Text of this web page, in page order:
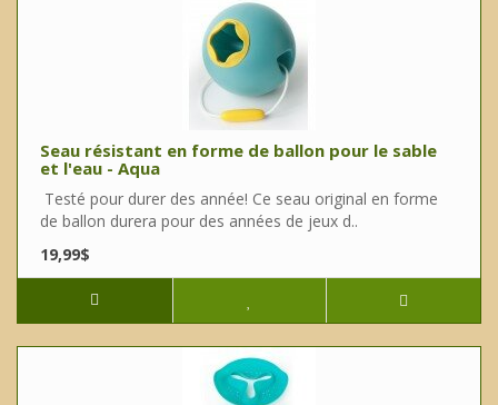
Seau résistant en forme de ballon pour le sable
et l'eau - Aqua
Testé pour durer des année! Ce seau original en forme
de ballon durera pour des années de jeux d..
19,99$